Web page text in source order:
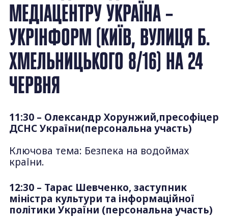
МЕДІАЦЕНТРУ УКРАЇНА –
УКРІНФОРМ (КИЇВ, ВУЛИЦЯ Б.
ХМЕЛЬНИЦЬКОГО 8/16) НА 24
ЧЕРВНЯ
11:30 – Олександр Хорунжий,пресофіцер
ДСНС України(персональна участь)
Ключова тема: Безпека на водоймах
країни.
12:30 – Тарас Шевченко, заступник
міністра культури та інформаційної
політики України (персональна участь)